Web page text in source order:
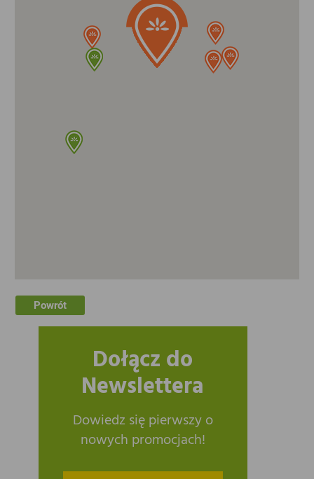
Powrót
Dołącz do
Newslettera
Dowiedz się pierwszy o
nowych promocjach!